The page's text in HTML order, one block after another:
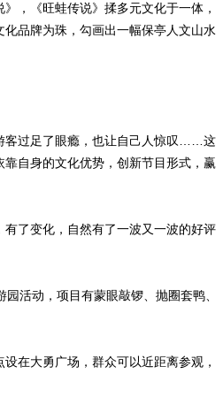
，《旺蛙传说》揉多元文化于一体，
品牌为珠，勾画出一幅保亭人文山水
过足了眼瘾，也让自己人惊叹……这
自身的文化优势，创新节目形式，赢
了变化，自然有了一波又一波的好评
活动，项目有蒙眼敲锣、抛圈套鸭、
在大勇广场，群众可以近距离参观，